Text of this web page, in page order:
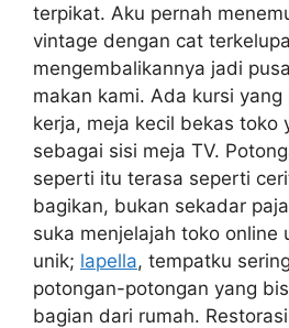
terpikat. Aku pernah
vintage dengan cat
mengembalikannya jadi
makan kami. Ada kursi
kerja, meja kecil bekas toko
sebagai sisi meja TV.
seperti itu terasa seperti
bagikan, bukan sekadar
suka menjelajah toko online
unik; lapella, tempatku
potongan-potongan yang
bagian dari rumah.